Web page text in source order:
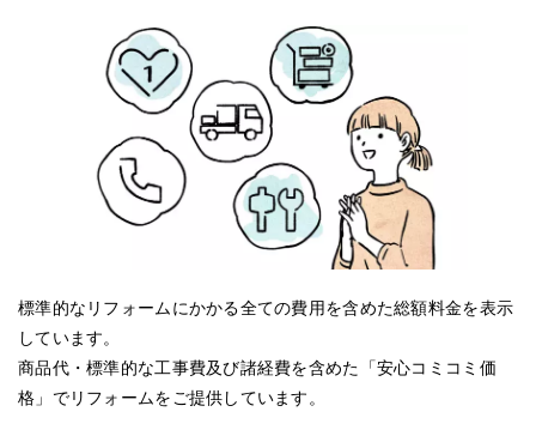
標準的なリフォームにかかる全ての費用を含めた総額料金を表示
しています。
商品代・標準的な工事費及び諸経費を含めた「安心コミコミ価
格」でリフォームをご提供しています。